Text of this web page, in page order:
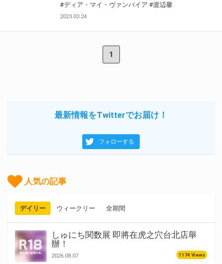
#ディア・マイ・ヴァンパイア #渡辺馨
2023.03.24
1
最新情報をTwitterでお届け！
フォローする
人気の記事
デイリー ウィークリー 全期間
しゅにち関数展 即將在虎之穴台北店舉
辦！
2026.08.07 1174 Views